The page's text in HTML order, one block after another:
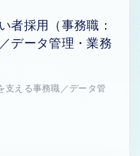
者採用（事務職：
データ管理・業務
支える事務職／データ管